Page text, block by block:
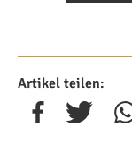
Artikel teilen: